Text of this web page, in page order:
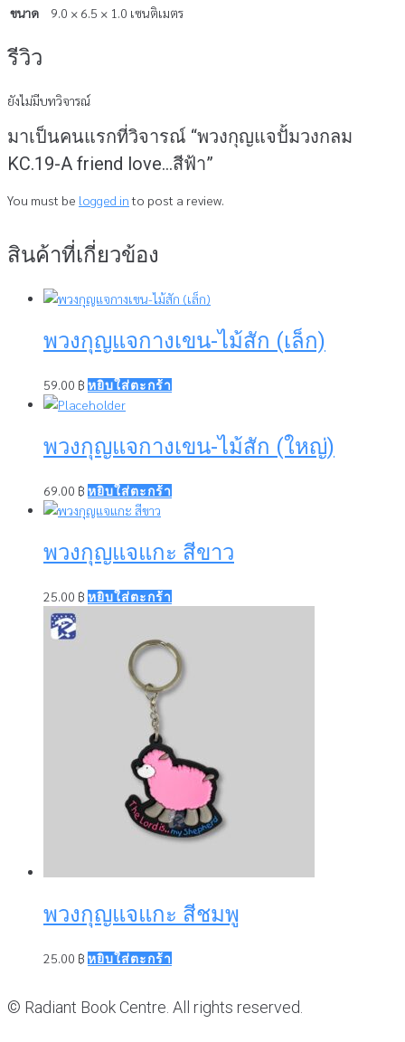
ขนาด
9.0 × 6.5 × 1.0 เซนติเมตร
รีวิว
ยังไม่มีบทวิจารณ์
มาเป็นคนแรกที่วิจารณ์ “พวงกุญแจปั้มวงกลม
KC.19-A friend love…สีฟ้า”
You must be logged into post a review.
สินค้าที่เกี่ยวข้อง
พวงกุญแจกางเขน-ไม้สัก​ (เล็ก)
59.00 ฿ หยิบใส่ตะกร้า
พวงกุญแจกางเขน-ไม้สัก (ใหญ่)
69.00 ฿ หยิบใส่ตะกร้า
พวงกุญแจแกะ สีขาว
25.00 ฿ หยิบใส่ตะกร้า
พวงกุญแจแกะ สีชมพู
25.00 ฿ หยิบใส่ตะกร้า
© Radiant Book Centre. All rights reserved.